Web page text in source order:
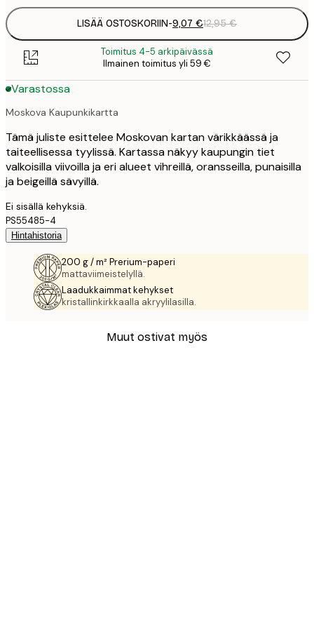
LISÄÄ OSTOSKORIIN-9,07 €12,95 €
Toimitus 4-5 arkipäivässä
Ilmainen toimitus yli 59 €
Varastossa
Moskova Kaupunkikartta
Tämä juliste esittelee Moskovan kartan värikkäässä ja
taiteellisessa tyylissä. Kartassa näkyy kaupungin tiet
valkoisilla viivoilla ja eri alueet vihreillä, oransseilla, punaisilla
ja beigeillä sävyillä.
Ei sisällä kehyksiä.
PS55485-4
Hintahistoria
200 g / m² Prerium-paperi
mattaviimeistelyllä.
Laadukkaimmat kehykset
kristallinkirkkaalla akryylilasilla.
Muut ostivat myös